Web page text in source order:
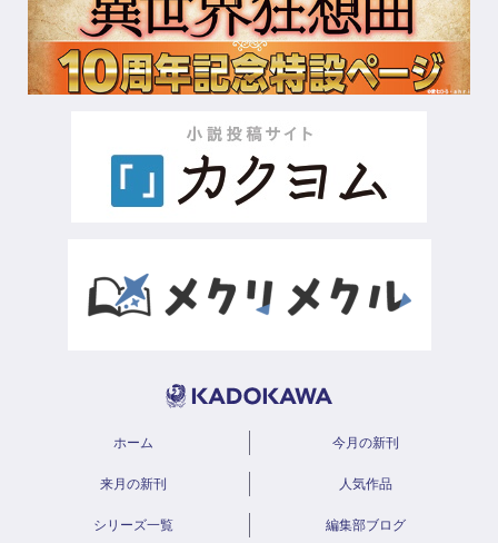
ホーム 今月の新刊
来月の新刊 人気作品
シリーズ一覧 編集部ブログ